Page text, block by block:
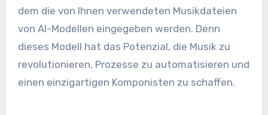
dem die von Ihnen verwendeten Musikdateien
von AI-Modellen eingegeben werden. Denn
dieses Modell hat das Potenzial, die Musik zu
revolutionieren, Prozesse zu automatisieren und
einen einzigartigen Komponisten zu schaffen.